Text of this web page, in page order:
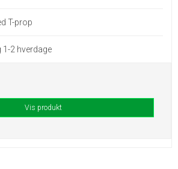
T-prop
1-2 hverdage
Vis produkt